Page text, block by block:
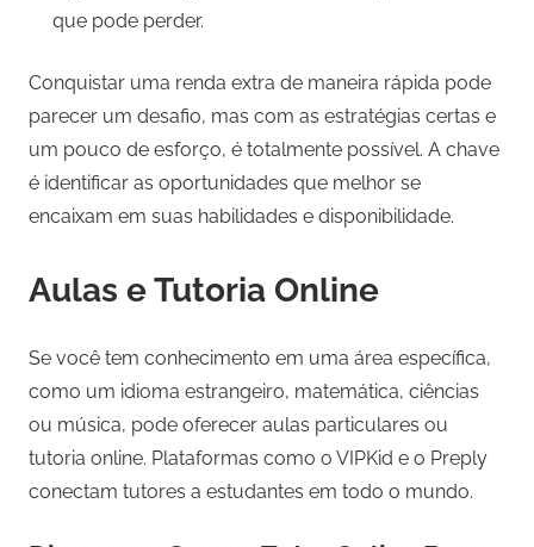
que pode perder.
Conquistar uma renda extra de maneira rápida pode
parecer um desafio, mas com as estratégias certas e
um pouco de esforço, é totalmente possível. A chave
é identificar as oportunidades que melhor se
encaixam em suas habilidades e disponibilidade.
Aulas e Tutoria Online
Se você tem conhecimento em uma área específica,
como um idioma estrangeiro, matemática, ciências
ou música, pode oferecer aulas particulares ou
tutoria online. Plataformas como o VIPKid e o Preply
conectam tutores a estudantes em todo o mundo.